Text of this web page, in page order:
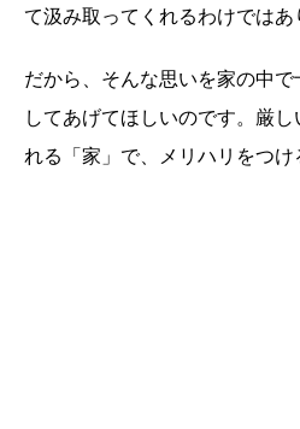
て汲み取ってくれるわけではあ
だから、そんな思いを家の中
してあげてほしいのです。厳
れる「家」で、メリハリをつけ